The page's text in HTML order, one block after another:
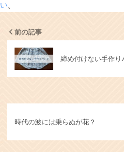
い。
前の記事
締め付けない手作り
時代の波には乗らぬが花？